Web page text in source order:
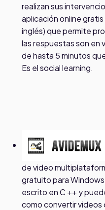
realizan sus
aplicación online
inglés) que permite
las respuestas son en
de hasta 5 minutos
Es el social learning.
de video
gratuito para
escrito en C ++ y
como convertir